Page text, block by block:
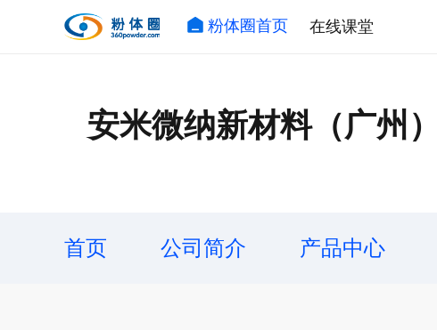
粉体圈首页 在线课堂
安米微纳新材料（广州
首页 公司简介 产品中心